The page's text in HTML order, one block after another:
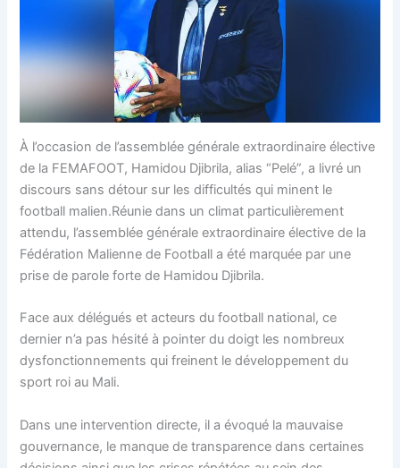
À l’occasion de l’assemblée générale extraordinaire élective
de la FEMAFOOT, Hamidou Djibrila, alias “Pelé”, a livré un
discours sans détour sur les difficultés qui minent le
football malien.Réunie dans un climat particulièrement
attendu, l’assemblée générale extraordinaire élective de la
Fédération Malienne de Football a été marquée par une
prise de parole forte de Hamidou Djibrila.
Face aux délégués et acteurs du football national, ce
dernier n’a pas hésité à pointer du doigt les nombreux
dysfonctionnements qui freinent le développement du
sport roi au Mali.
Dans une intervention directe, il a évoqué la mauvaise
gouvernance, le manque de transparence dans certaines